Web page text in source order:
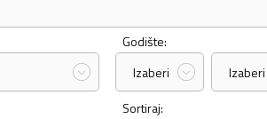
Godište:
Izaberi
Izaberi
Sortiraj: